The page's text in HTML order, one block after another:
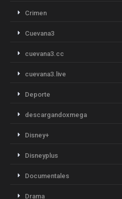
Crimen
Cuevana3
cuevana3.cc
cuevana3.live
Deporte
descargandoxmega
Disney+
Disneyplus
Documentales
Drama